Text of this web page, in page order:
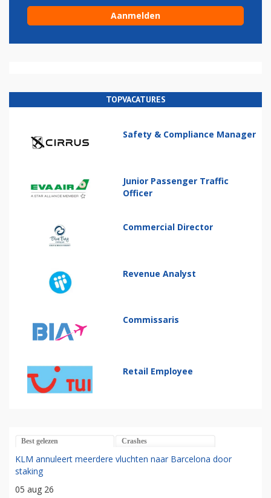
TOPVACATURES
Safety & Compliance Manager
Junior Passenger Traffic
Officer
Commercial Director
Revenue Analyst
Commissaris
Retail Employee
Best gelezen Crashes
KLM annuleert meerdere vluchten naar Barcelona door
staking
05 aug 26